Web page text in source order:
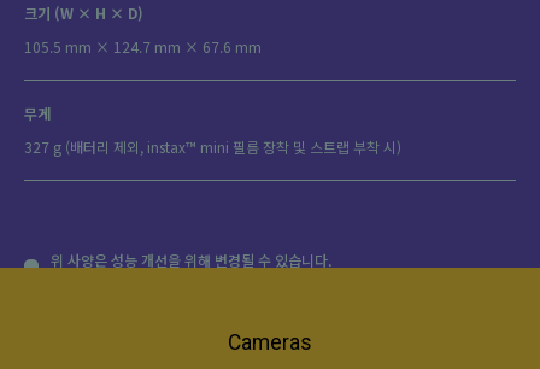
크기 (W × H × D)
105.5 mm × 124.7 mm × 67.6 mm
무게
327 g (배터리 제외, instax™ mini 필름 장착 및 스트랩 부착 시)
위 사양은 성능 개선을 위해 변경될 수 있습니다.
Cameras